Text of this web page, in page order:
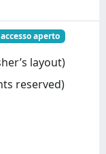
accesso aperto
layout)
reserved)